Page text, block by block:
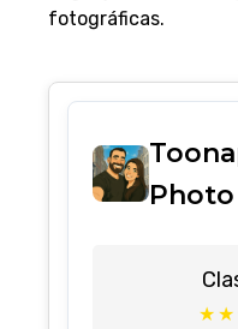
fotográficas.
★ ★